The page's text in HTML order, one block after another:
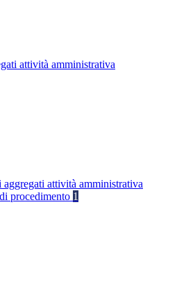
attività amministrativa
aggregati attività amministrativa
procedimento 1